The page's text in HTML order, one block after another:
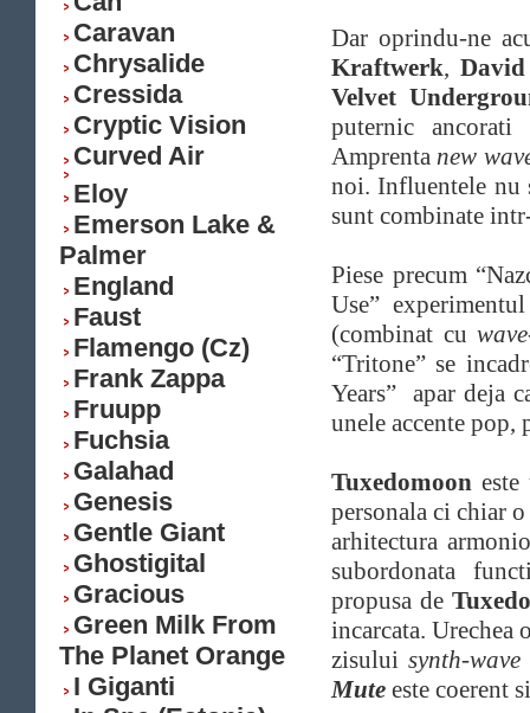
Caravan
Chrysalide
Cressida
Cryptic Vision
Curved Air
Eloy
Emerson Lake &
Palmer
England
Faust
Flamengo (Cz)
Frank Zappa
Fruupp
Fuchsia
Galahad
Genesis
Gentle Giant
Ghostigital
Gracious
Green Milk From
The Planet Orange
I Giganti
Dar oprindu-ne
Kraftwerk,
Velvet
puternic
Amprentanew
noi. Influentele nu
sunt combinate
Piese precum
Use”
(combinat cuwave
“Tritone” se
Years” apar deja
unele accente pop,
Tuxedomoon
personala ci chiar
arhitectura
subordonata
propusa de
incarcata. Urechea
zisuluisynth-wave
Mute este coerent